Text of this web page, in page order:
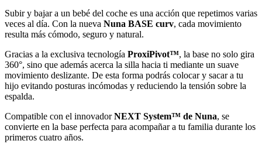
Subir y bajar a un bebé del coche es una acción que repetimos varias
veces al día. Con la nueva Nuna BASE curv, cada movimiento
resulta más cómodo, seguro y natural.
Gracias a la exclusiva tecnología ProxiPivot™, la base no solo gira
360°, sino que además acerca la silla hacia ti mediante un suave
movimiento deslizante. De esta forma podrás colocar y sacar a tu
hijo evitando posturas incómodas y reduciendo la tensión sobre la
espalda.
Compatible con el innovadorNEXT System™ de Nuna, se
convierte en la base perfecta para acompañar a tu familia durante los
primeros cuatro años.